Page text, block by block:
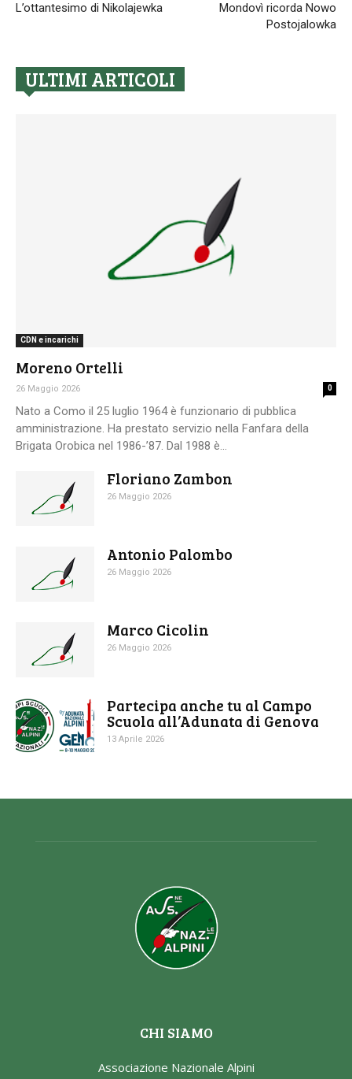
L’ottantesimo di Nikolajewka
Mondovì ricorda Nowo
Postojalowka
ULTIMI ARTICOLI
CDN e incarichi
Moreno Ortelli
26 Maggio 2026 0
Nato a Como il 25 luglio 1964 è funzionario di pubblica
amministrazione. Ha prestato servizio nella Fanfara della
Brigata Orobica nel 1986-’87. Dal 1988 è...
Floriano Zambon
26 Maggio 2026
Antonio Palombo
26 Maggio 2026
Marco Cicolin
26 Maggio 2026
Partecipa anche tu al Campo
Scuola all’Adunata di Genova
13 Aprile 2026
CHI SIAMO
Associazione Nazionale Alpini